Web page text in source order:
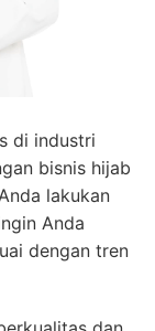
di industri
bisnis hijab
lakukan
Anda
dengan tren